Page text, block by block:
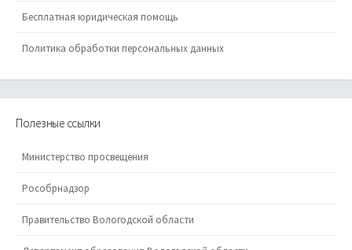
Бесплатная юридическая помощь
Политика обработки персональных данных
Полезные ссылки
Министерство просвещения
Рособрнадзор
Правительство Вологодской области